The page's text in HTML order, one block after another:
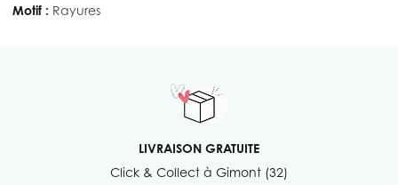
Motif : Rayures
LIVRAISON GRATUITE
Click & Collect à Gimont (32)